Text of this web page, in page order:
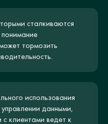
сталкиваются
тормозить
использования
данными,
клиентами ведет к